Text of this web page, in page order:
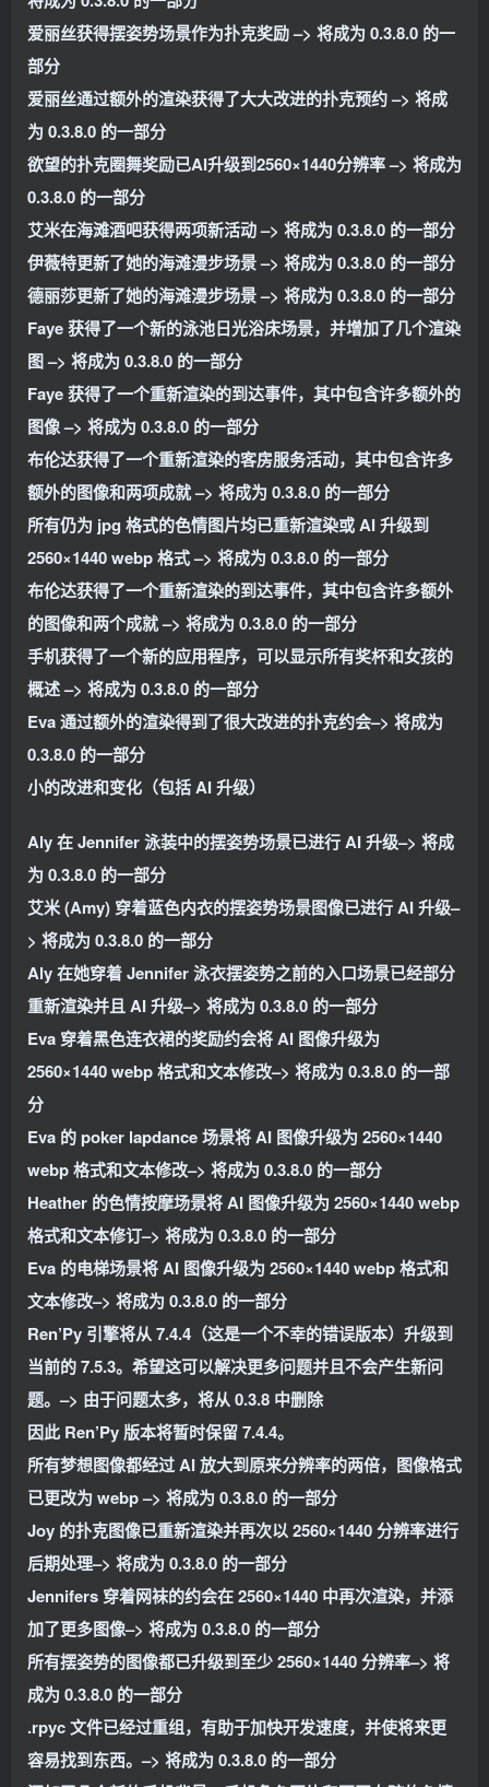
爱丽丝获得摆姿势场景作为扑克奖励 –> 将成为 0.3.8.0 的一
部分
爱丽丝通过额外的渲染获得了大大改进的扑克预约 –> 将成
为 0.3.8.0 的一部分
欲望的扑克圈舞奖励已AI升级到2560×1440分辨率 –> 将成为
0.3.8.0 的一部分
艾米在海滩酒吧获得两项新活动 –> 将成为 0.3.8.0 的一部分
伊薇特更新了她的海滩漫步场景 –> 将成为 0.3.8.0 的一部分
德丽莎更新了她的海滩漫步场景 –> 将成为 0.3.8.0 的一部分
Faye 获得了一个新的泳池日光浴床场景，并增加了几个渲染
图 –> 将成为 0.3.8.0 的一部分
Faye 获得了一个重新渲染的到达事件，其中包含许多额外的
图像 –> 将成为 0.3.8.0 的一部分
布伦达获得了一个重新渲染的客房服务活动，其中包含许多
额外的图像和两项成就 –> 将成为 0.3.8.0 的一部分
所有仍为 jpg 格式的色情图片均已重新渲染或 AI 升级到
2560×1440 webp 格式 –> 将成为 0.3.8.0 的一部分
布伦达获得了一个重新渲染的到达事件，其中包含许多额外
的图像和两个成就 –> 将成为 0.3.8.0 的一部分
手机获得了一个新的应用程序，可以显示所有奖杯和女孩的
概述 –> 将成为 0.3.8.0 的一部分
Eva 通过额外的渲染得到了很大改进的扑克约会–> 将成为
0.3.8.0 的一部分
小的改进和变化（包括 AI 升级）
Aly 在 Jennifer 泳装中的摆姿势场景已进行 AI 升级–> 将成
为 0.3.8.0 的一部分
艾米 (Amy) 穿着蓝色内衣的摆姿势场景图像已进行 AI 升级–
> 将成为 0.3.8.0 的一部分
Aly 在她穿着 Jennifer 泳衣摆姿势之前的入口场景已经部分
重新渲染并且 AI 升级–> 将成为 0.3.8.0 的一部分
Eva 穿着黑色连衣裙的奖励约会将 AI 图像升级为
2560×1440 webp 格式和文本修改–> 将成为 0.3.8.0 的一部
分
Eva 的 poker lapdance 场景将 AI 图像升级为 2560×1440
webp 格式和文本修改–> 将成为 0.3.8.0 的一部分
Heather 的色情按摩场景将 AI 图像升级为 2560×1440 webp
格式和文本修订–> 将成为 0.3.8.0 的一部分
Eva 的电梯场景将 AI 图像升级为 2560×1440 webp 格式和
文本修改–> 将成为 0.3.8.0 的一部分
Ren’Py 引擎将从 7.4.4（这是一个不幸的错误版本）升级到
当前的 7.5.3。希望这可以解决更多问题并且不会产生新问
题。–> 由于问题太多，将从 0.3.8 中删除
因此 Ren’Py 版本将暂时保留 7.4.4。
所有梦想图像都经过 AI 放大到原来分辨率的两倍，图像格式
已更改为 webp –> 将成为 0.3.8.0 的一部分
Joy 的扑克图像已重新渲染并再次以 2560×1440 分辨率进行
后期处理–> 将成为 0.3.8.0 的一部分
Jennifers 穿着网袜的约会在 2560×1440 中再次渲染，并添
加了更多图像–> 将成为 0.3.8.0 的一部分
所有摆姿势的图像都已升级到至少 2560×1440 分辨率–> 将
成为 0.3.8.0 的一部分
.rpyc 文件已经过重组，有助于加快开发速度，并使将来更
容易找到东西。–> 将成为 0.3.8.0 的一部分